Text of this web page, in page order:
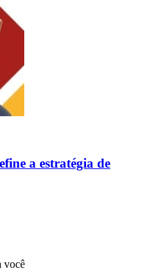
a estratégia de
você